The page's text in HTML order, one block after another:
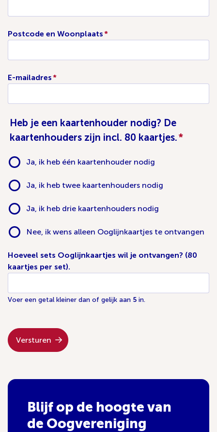
Postcode en Woonplaats*
E-mailadres*
Heb je een kaartenhouder nodig? De
kaartenhouders zijn incl. 80 kaartjes.*
Ja, ik heb één kaartenhouder nodig
Ja, ik heb twee kaartenhouders nodig
Ja, ik heb drie kaartenhouders nodig
Nee, ik wens alleen Ooglijnkaartjes te ontvangen
Hoeveel sets Ooglijnkaartjes wil je ontvangen? (80
kaartjes per set).
Voer een getal kleiner dan of gelijk aan 5 in.
Versturen
Blijf op de hoogte van
de Oogvereniging